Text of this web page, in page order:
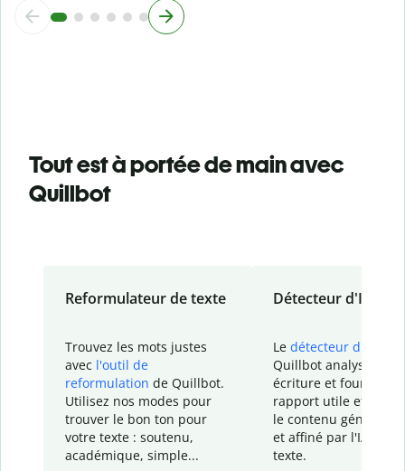
Tout est à portée de main avec
Quillbot
Reformulateur de texte
Trouvez les mots justes
avec l'outil de
reformulation de Quillbot.
Utilisez nos modes pour
trouver le bon ton pour
votre texte : soutenu,
académique, simple...
Détecteur d'IA
Le détecteur d'IA
Quillbot analyse votre
écriture et fournit un
rapport utile et
le contenu généré
et affiné par l'IA
texte.